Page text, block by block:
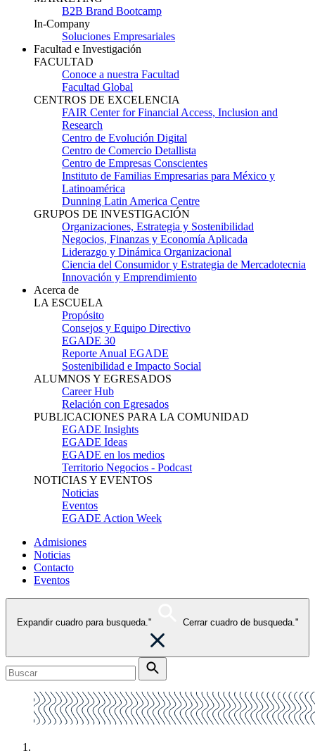
B2B Brand Bootcamp
In-Company
Soluciones Empresariales
Facultad e Investigación
FACULTAD
Conoce a nuestra Facultad
Facultad Global
CENTROS DE EXCELENCIA
FAIR Center for Financial Access, Inclusion and
Research
Centro de Evolución Digital
Centro de Comercio Detallista
Centro de Empresas Conscientes
Instituto de Familias Empresarias para México y
Latinoamérica
Dunning Latin America Centre
GRUPOS DE INVESTIGACIÓN
Organizaciones, Estrategia y Sostenibilidad
Negocios, Finanzas y Economía Aplicada
Liderazgo y Dinámica Organizacional
Ciencia del Consumidor y Estrategia de Mercadotecnia
Innovación y Emprendimiento
Acerca de
LA ESCUELA
Propósito
Consejos y Equipo Directivo
EGADE 30
Reporte Anual EGADE
Sostenibilidad e Impacto Social
ALUMNOS Y EGRESADOS
Career Hub
Relación con Egresados
PUBLICACIONES PARA LA COMUNIDAD
EGADE Insights
EGADE Ideas
EGADE en los medios
Territorio Negocios - Podcast
NOTICIAS Y EVENTOS
Noticias
Eventos
EGADE Action Week
Admisiones
Noticias
Contacto
Eventos
Expandir cuadro para busqueda." Cerrar cuadro de busqueda."